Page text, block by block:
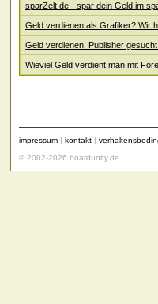
sparZelt.de - spar dein Geld im
Geld verdienen als Grafiker? Wir
Geld verdienen: Publisher
Wieviel Geld verdient man mit
impressum | kontakt |
© 2002-2026 boardunity.de